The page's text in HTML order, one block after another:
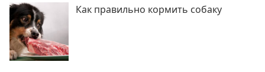
Как правильно кормить собаку